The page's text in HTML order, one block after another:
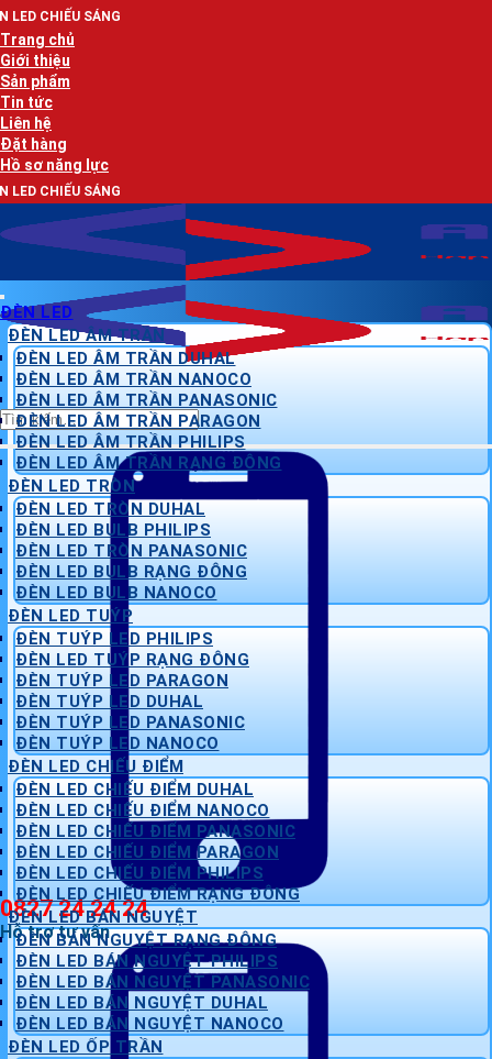
Bỏ
qua
nội
dung
Trang chủ
Giới thiệu
Sản phẩm
Tin tức
Liên hệ
Đặt hàng
Hồ sơ năng lực
Tìm
kiếm:
0827 24 24 24
Hỗ trợ tư vấn
ĐÈN LED
ĐÈN LED ÂM TRẦN
ĐÈN LED ÂM TRẦN DUHAL
ĐÈN LED ÂM TRẦN NANOCO
ĐÈN LED ÂM TRẦN PANASONIC
ĐÈN LED ÂM TRẦN PARAGON
ĐÈN LED ÂM TRẦN PHILIPS
ĐÈN LED ÂM TRẦN RẠNG ĐÔNG
ĐÈN LED TRÒN
ĐÈN LED TRÒN DUHAL
ĐÈN LED BULB PHILIPS
ĐÈN LED TRÒN PANASONIC
ĐÈN LED BULB RẠNG ĐÔNG
ĐÈN LED BULB NANOCO
ĐÈN LED TUÝP
ĐÈN TUÝP LED PHILIPS
ĐÈN LED TUÝP RẠNG ĐÔNG
ĐÈN TUÝP LED PARAGON
ĐÈN TUÝP LED DUHAL
ĐÈN TUÝP LED PANASONIC
ĐÈN TUÝP LED NANOCO
ĐÈN LED CHIẾU ĐIỂM
ĐÈN LED CHIẾU ĐIỂM DUHAL
ĐÈN LED CHIẾU ĐIỂM NANOCO
ĐÈN LED CHIẾU ĐIỂM PANASONIC
ĐÈN LED CHIẾU ĐIỂM PARAGON
ĐÈN LED CHIẾU ĐIỂM PHILIPS
ĐÈN LED CHIẾU ĐIỂM RẠNG ĐÔNG
ĐÈN LED BÁN NGUYỆT
ĐÈN BÁN NGUYỆT RẠNG ĐÔNG
ĐÈN LED BÁN NGUYỆT PHILIPS
ĐÈN LED BÁN NGUYỆT PANASONIC
ĐÈN LED BÁN NGUYỆT DUHAL
ĐÈN LED BÁN NGUYỆT NANOCO
ĐÈN LED ỐP TRẦN